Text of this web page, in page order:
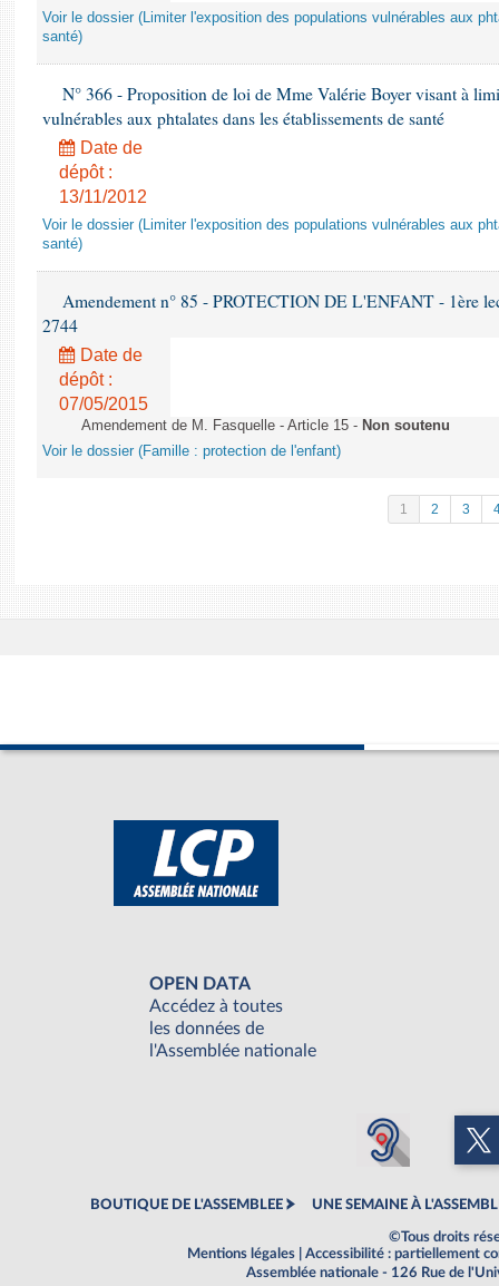
Voir le dossier (Limiter l'exposition des populations vulnérables aux
santé)
N° 366 - Proposition de loi de Mme Valérie Boyer visant à
vulnérables aux phtalates dans les établissements de santé
Date de
dépôt :
13/11/2012
Voir le dossier (Limiter l'exposition des populations vulnérables aux
santé)
Amendement n° 85 - PROTECTION DE L'ENFANT - 1ère
2744
Date de
dépôt :
07/05/2015
Amendement de M. Fasquelle - Article 15 - Non soutenu
Voir le dossier (Famille : protection de l'enfant)
1 2 3
OPEN DATA
Accédez à toutes
les données de
l'Assemblée nationale
BOUTIQUE DE L'ASSEMBLEE UNE SEMAINE À
©Tous droits
Mentions légales
Accessibilité : partiellement
Assemblée nationale - 126 Rue de